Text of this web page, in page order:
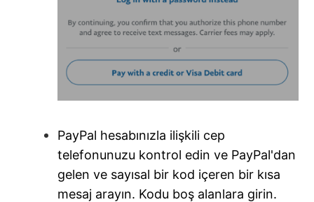
PayPal hesabınızla ilişkili cep
telefonunuzu kontrol edin ve PayPal'dan
gelen ve sayısal bir kod içeren bir kısa
mesaj arayın. Kodu boş alanlara girin.